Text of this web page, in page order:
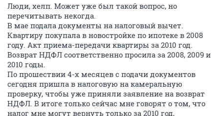
Люди, хелп. Может уже был такой вопрос, но
перечитывать некогда.
В мае подала документы на налоговый вычет.
Квартиру покупала в новостройке по ипотеке в 2008
году. Акт приема-передачи квартиры за 2010 год.
Возврат НДФЛ соответственно просила за 2008, 2009 и
2010 годы.
По прошествии 4-х месяцев с подачи документов
сегодня пришла в налоговую на камеральную
проверку, чтобы уже приняли заявление на возврат
НДФЛ. В итоге только сейчас мне говорят о том, что
налог мне могут вернуть только за 2010 год,